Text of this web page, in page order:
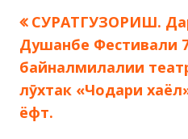
Навигация
по
записям
Предыдущая
запись:
СУРАТГУЗОРИШ.
Душанбе Фестивали
байналмилалии
лӯхтак «Чодари
ёфт.